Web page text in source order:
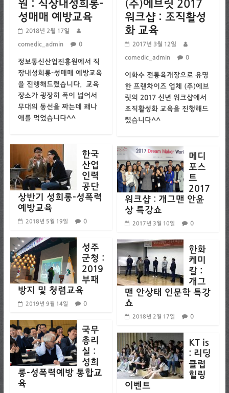
원 : 직장내성희롱-
성매매 예방교육
2018년 2월 17일
comedic_admin 0
정보통신산업진흥원에서 직
장내성희롱-성매매 예방교육
을 진행해드렸습니다. 교육
장소가 굉장히 폭이 넓어서
무대의 동선을 짜는데 꽤나
애를 먹었습니다^^
한국
산업
인력
공단
상반기 성희롱-성폭력
예방교육
2018년 5월 19일 0
성주
군청 :
2019
부패
방지 및 청렴교육
2019년 9월 14일 0
국무
총리
실 :
성희
롱-성폭력예방 통합교
육
(주)에브릿 2017
워크샵 : 조직활성
화 교육
2017년 3월 12일
comedic_admin 0
이화수 전통육개장으로 유명
한 프랜차이즈 업체 (주)에브
릿의 2017 신년 워크샵에서
조직활성화 교육을 진행해드
렸습니다^^
메디
포스
트
2017
워크샵 : 개그맨 안윤
상 특강쇼
2017년 3월 10일 0
한화
케미
칼 :
개그
맨 안상태 인문학 특강
쇼
2018년 2월 17일 0
KT is
: 리딩
클럽
힐링
이벤트